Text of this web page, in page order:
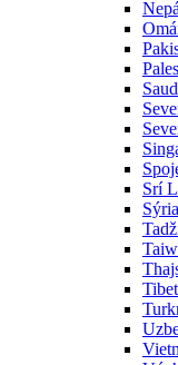
Srí
Sýria
Tibet